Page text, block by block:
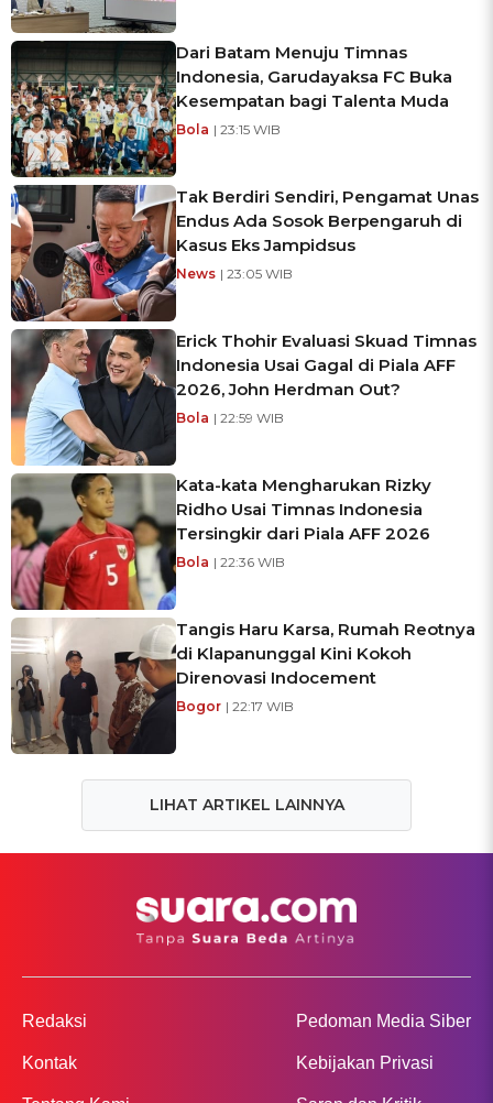
Dari Batam Menuju Timnas
Indonesia, Garudayaksa FC Buka
Kesempatan bagi Talenta Muda
Bola | 23:15 WIB
Tak Berdiri Sendiri, Pengamat Unas
Endus Ada Sosok Berpengaruh di
Kasus Eks Jampidsus
News | 23:05 WIB
Erick Thohir Evaluasi Skuad Timnas
Indonesia Usai Gagal di Piala AFF
2026, John Herdman Out?
Bola | 22:59 WIB
Kata-kata Mengharukan Rizky
Ridho Usai Timnas Indonesia
Tersingkir dari Piala AFF 2026
Bola | 22:36 WIB
Tangis Haru Karsa, Rumah Reotnya
di Klapanunggal Kini Kokoh
Direnovasi Indocement
Bogor | 22:17 WIB
LIHAT ARTIKEL LAINNYA
Redaksi
Kontak
Pedoman Media Siber
Kebijakan Privasi